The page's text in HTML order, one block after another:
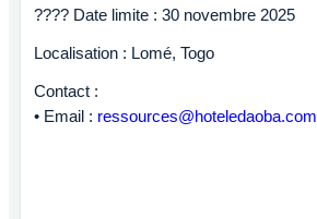
???? Date limite : 30 novembre 2025
Localisation : Lomé, Togo
Contact :
• Email : ressources@hoteledaoba.com